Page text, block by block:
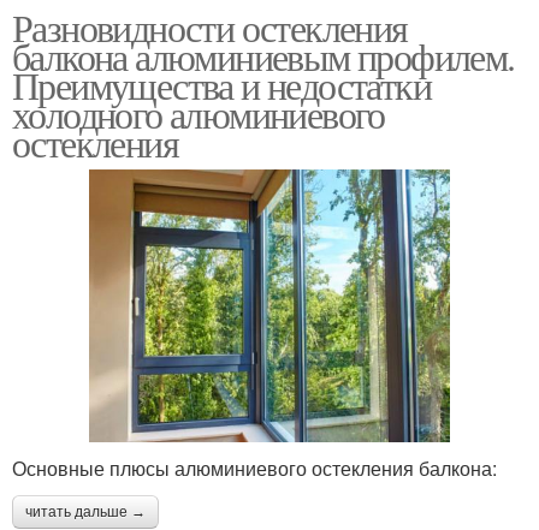
Разновидности остекления
балкона алюминиевым профилем.
Преимущества и недостатки
холодного алюминиевого
остекления
Основные плюсы алюминиевого остекления балкона:
читать дальше →